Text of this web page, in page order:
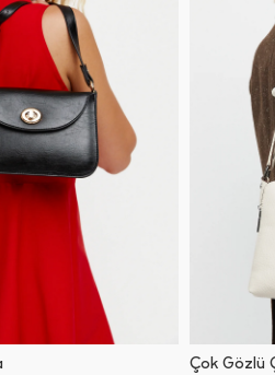
Çok Gözlü